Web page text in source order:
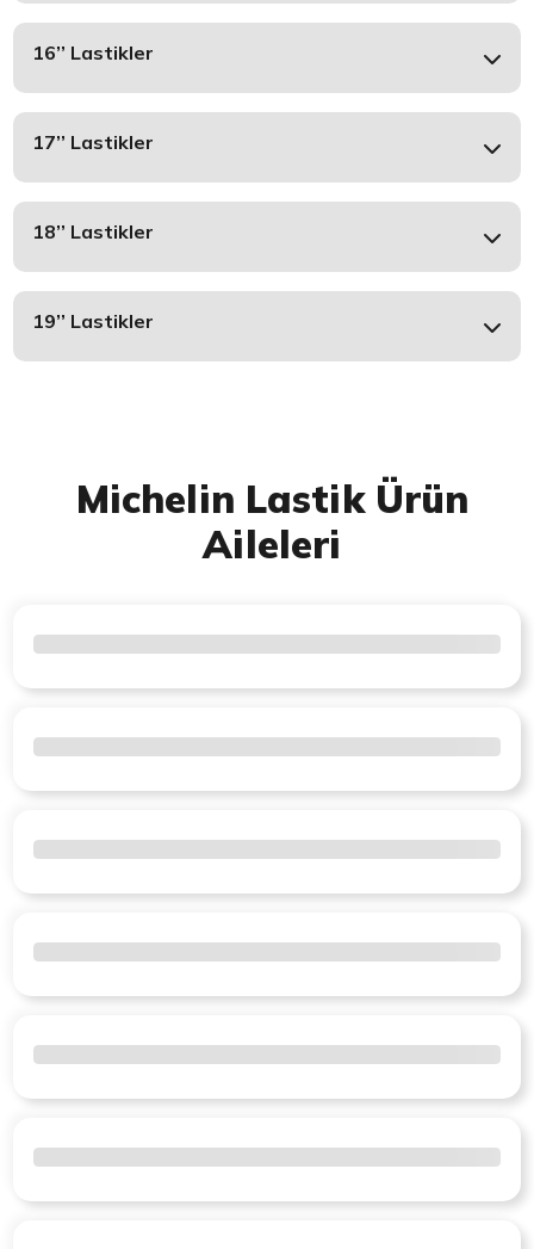
16’’ Lastikler
17’’ Lastikler
18’’ Lastikler
19’’ Lastikler
Michelin Lastik Ürün
Aileleri